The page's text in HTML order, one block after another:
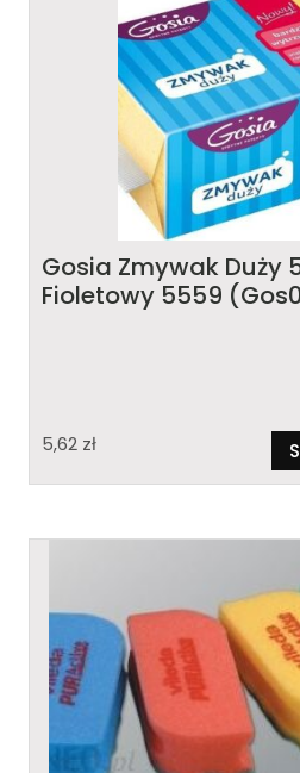
Gosia Zmywak Duży
Fioletowy 5559
5,62 zł